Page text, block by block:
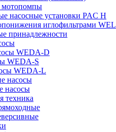
мотопомпы
насосные установки PAC H
иглофильтрами WEL
принадлежности
WEDA-D
WEDA-S
WEDA-L
насосы
насосы
техника